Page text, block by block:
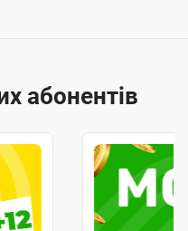
абонентів